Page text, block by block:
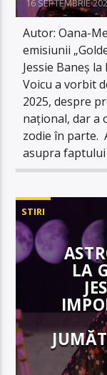
Autor: Oana-
emisiunii
Jessie Baneș
Voicu a vorbit
2025, despre
național, dar a
zodie în parte.
asupra
STIRI
LA